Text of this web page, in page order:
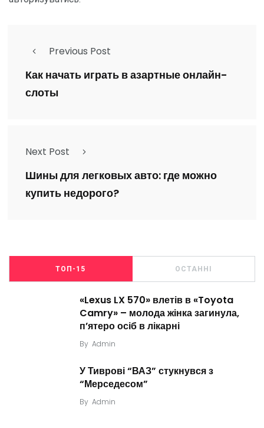
Previous Post
Как начать играть в азартные онлайн-
слоты
Next Post
Шины для легковых авто: где можно
купить недорого?
ТОП-15 ОСТАННІ
«Lexus LX 570» влетів в «Toyota
Camry» – молода жінка загинула,
п’ятеро осіб в лікарні
By Admin
У Тиврові “ВАЗ” стукнувся з
“Мерседесом”
By Admin